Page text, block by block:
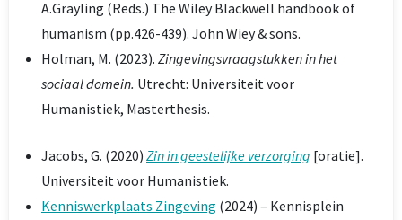
A.Grayling (Reds.) The Wiley Blackwell handbook of
humanism (pp.426-439). John Wiey & sons.
Holman, M. (2023). Zingevingsvraagstukken in het
sociaal domein. Utrecht: Universiteit voor
Humanistiek, Masterthesis.
Jacobs, G. (2020) Zin in geestelijke verzorging [oratie].
Universiteit voor Humanistiek.
Kenniswerkplaats Zingeving (2024) – Kennisplein